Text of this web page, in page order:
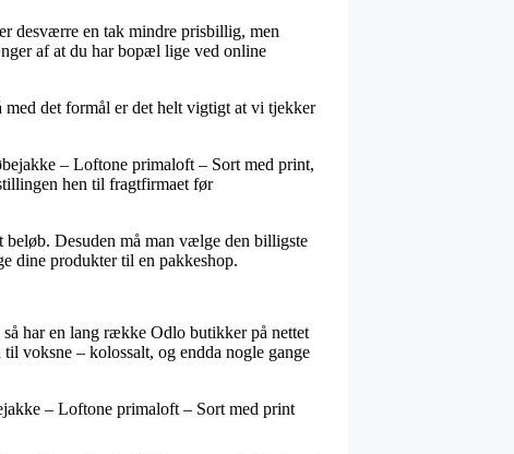
desværre en tak mindre prisbillig, men
af at du har bopæl lige ved online
med det formål er det helt vigtigt at vi tjekker
– Loftone primaloft – Sort med print,
hen til fragtfirmaet før
beløb. Desuden må man vælge den billigste
dine produkter til en pakkeshop.
har en lang række Odlo butikker på nettet
voksne – kolossalt, og endda nogle gange
– Loftone primaloft – Sort med print